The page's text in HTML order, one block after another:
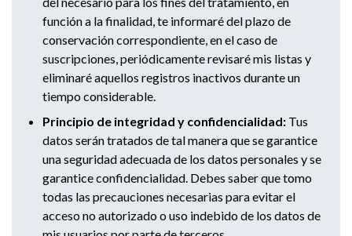
función a la finalidad, te informaré del plazo de
conservación correspondiente, en el caso de
suscripciones, periódicamente revisaré mis listas y
eliminaré aquellos registros inactivos durante un
tiempo considerable.
Principio de integridad y confidencialidad: Tus
datos serán tratados de tal manera que se garantice
una seguridad adecuada de los datos personales y se
garantice confidencialidad. Debes saber que tomo
todas las precauciones necesarias para evitar el
acceso no autorizado o uso indebido de los datos de